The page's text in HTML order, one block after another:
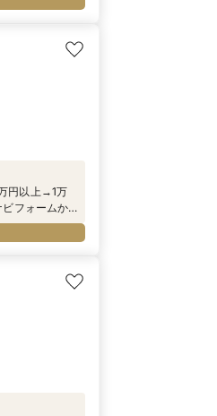
円以上→1万
フォームか
ティーグッ